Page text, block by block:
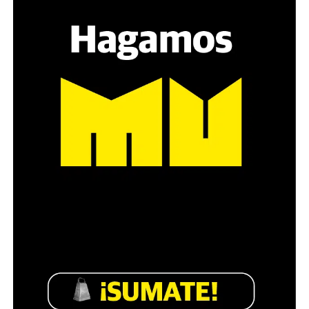
mamá de Lucía Pérez
“Estamos como el día 1”. La frase de la madre de la joven
es a través del interrogante, que puedan encarnar la
pregunta», comparte Gonzalo, de 41 años.